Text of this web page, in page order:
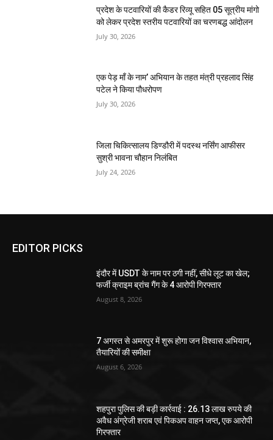
प्रदेश के पटवारियों की कैडर रिव्यू सहित 05 सूत्रीय मांगो
को लेकर प्रदेश स्तरीय पटवारियों का चरणबद्ध आंदोलन
July 30, 2026
एक पेड़ माँ के नाम’ अभियान के तहत मंत्री प्रहलाद सिंह
पटेल ने किया पौधरोपण
July 30, 2026
जिला चिकित्सालय डिण्डौरी में पदस्थ नर्सिंग आफीसर
सुश्री भावना चौहान निलंबित
July 24, 2026
EDITOR PICKS
इंदौर में USDT के नाम पर ठगी नहीं, सीधे लूट का खेल;
फर्जी क्राइम ब्रांच गैंग के 4 आरोपी गिरफ्तार
August 8, 2026
7 अगस्त से अमरपुर में शुरू होगा जन विश्वास अभियान,
तैयारियों की समीक्षा
August 6, 2026
शहपुरा पुलिस की बड़ी कार्रवाई : 26.13 लाख रुपये की
अवैध अंग्रेजी शराब एवं पिकअप वाहन जप्त, एक आरोपी
गिरफ्तार